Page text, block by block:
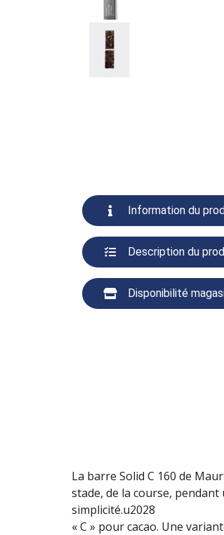
Information du
Description du
Disponibilité
La barre Solid C 160 de
stade, de la course,
simplicité.u2028
« C » pour cacao. Une